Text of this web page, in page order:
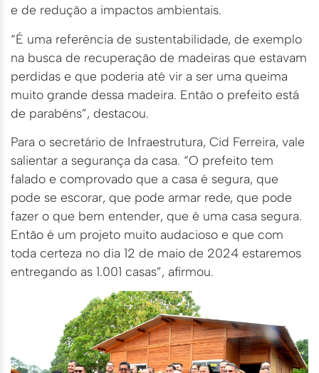
e de redução a impactos ambientais.
“É uma referência de sustentabilidade, de exemplo
na busca de recuperação de madeiras que estavam
perdidas e que poderia até vir a ser uma queima
muito grande dessa madeira. Então o prefeito está
de parabéns”, destacou.
Para o secretário de Infraestrutura, Cid Ferreira, vale
salientar a segurança da casa. “O prefeito tem
falado e comprovado que a casa é segura, que
pode se escorar, que pode armar rede, que pode
fazer o que bem entender, que é uma casa segura.
Então é um projeto muito audacioso e que com
toda certeza no dia 12 de maio de 2024 estaremos
entregando as 1.001 casas”, afirmou.